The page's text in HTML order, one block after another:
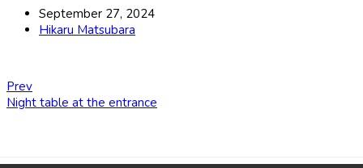
September 27, 2024
Hikaru Matsubara
Prev
Night table at the entrance